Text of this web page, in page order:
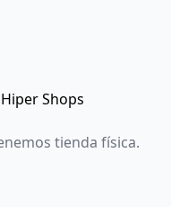
Shops
tienda física.